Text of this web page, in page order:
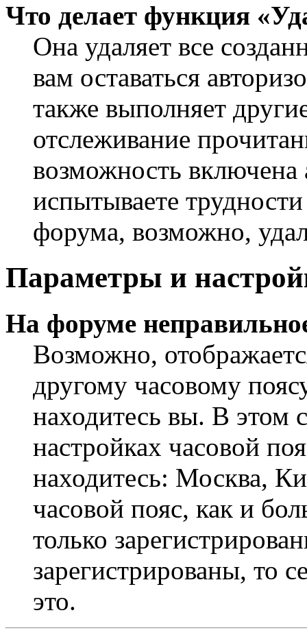
Что делает функция
Она удаляет все
вам оставаться
также выполняет
отслеживание
возможность
испытываете
форума, возможно,
Параметры и
На форуме
Возможно,
другому часовому
находитесь вы. В этом
настройках часовой
находитесь: Москва,
часовой пояс, как и
только
зарегистрированы, то
это.